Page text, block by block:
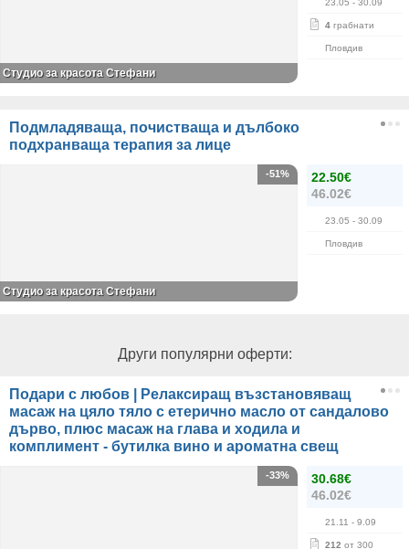
23.05 - 30.09
4 грабнати
Пловдив
Студио за красота Стефани
Подмладяваща, почистваща и дълбоко
подхранваща терапия за лице
22.50€
46.02€
23.05 - 30.09
Пловдив
-51%
Студио за красота Стефани
Други популярни оферти:
Подари с любов | Релаксиращ възстановяващ
масаж на цяло тяло с етерично масло от сандалово
дърво, плюс масаж на глава и ходила и
комплимент - бутилка вино и ароматна свещ
30.68€
46.02€
21.11 - 9.09
212 от 300
-33%